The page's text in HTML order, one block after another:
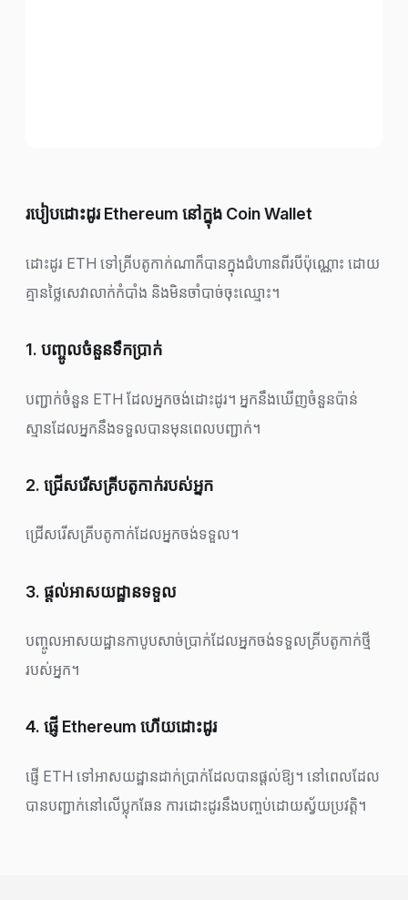
របៀបដោះដូរ Ethereum នៅក្នុង Coin Wallet
ដោះដូរ ETH ទៅគ្រីបតូកាក់ណាក៏បានក្នុងជំហានពីរបីប៉ុណ្ណោះ ដោយ
គ្មានថ្លៃសេវាលាក់កំបាំង និងមិនចាំបាច់ចុះឈ្មោះ។
1. បញ្ចូលចំនួនទឹកប្រាក់
បញ្ជាក់ចំនួន ETH ដែលអ្នកចង់ដោះដូរ។ អ្នកនឹងឃើញចំនួនប៉ាន់
ស្មានដែលអ្នកនឹងទទួលបានមុនពេលបញ្ជាក់។
2. ជ្រើសរើសគ្រីបតូកាក់របស់អ្នក
ជ្រើសរើសគ្រីបតូកាក់ដែលអ្នកចង់ទទួល។
3. ផ្តល់អាសយដ្ឋានទទួល
បញ្ចូលអាសយដ្ឋានកាបូបសាច់ប្រាក់ដែលអ្នកចង់ទទួលគ្រីបតូកាក់ថ្មី
របស់អ្នក។
4. ផ្ញើ Ethereum ហើយដោះដូរ
ផ្ញើ ETH ទៅអាសយដ្ឋានដាក់ប្រាក់ដែលបានផ្តល់ឱ្យ។ នៅពេលដែល
បានបញ្ជាក់នៅលើប្លុកឆែន ការដោះដូរនឹងបញ្ចប់ដោយស្វ័យប្រវត្តិ។